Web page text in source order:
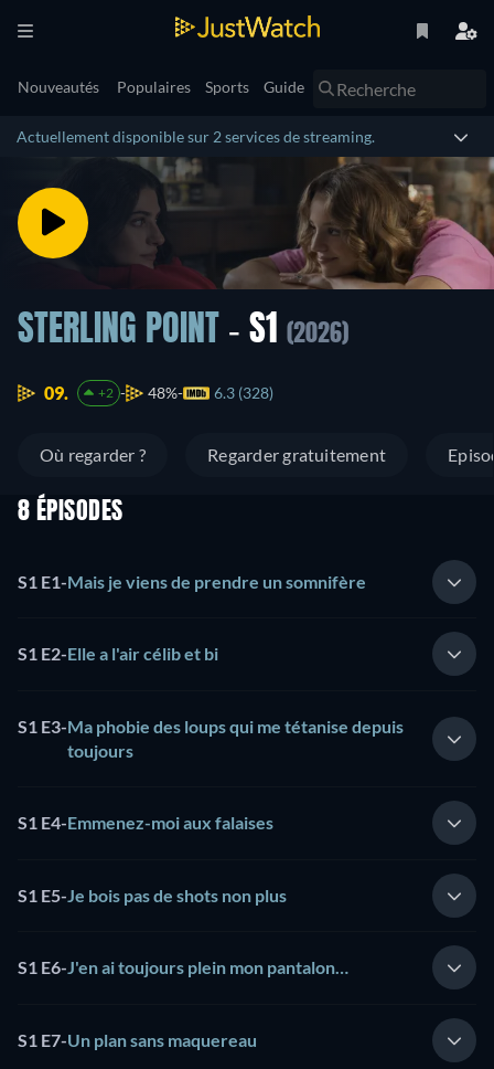
Nouveautés Populaires Sports Guide
Actuellement disponible sur 2 services de streaming.
STERLING POINT - S1 (2026)
09. +2 48% 6.3 (328)
Où regarder ? Regarder gratuitement
8 ÉPISODES
S1 E1-Mais je viens de prendre un somnifère
S1 E2-Elle a l'air célib et bi
S1 E3-Ma phobie des loups qui me tétanise depuis
toujours
S1 E4-Emmenez-moi aux falaises
S1 E5-Je bois pas de shots non plus
S1 E6-J'en ai toujours plein mon pantalon…
S1 E7-Un plan sans maquereau